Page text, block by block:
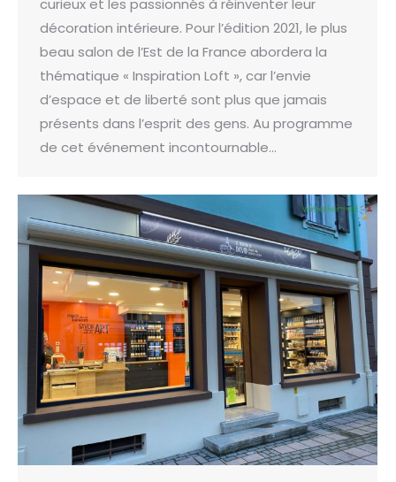
curieux et les passionnés à réinventer leur
décoration intérieure. Pour l’édition 2021, le plus
beau salon de l’Est de la France abordera la
thématique « Inspiration Loft », car l’envie
d’espace et de liberté sont plus que jamais
présents dans l’esprit des gens. Au programme
de cet événement incontournable…